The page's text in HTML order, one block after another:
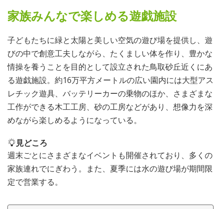
家族みんなで楽しめる遊戯施設
子どもたちに緑と太陽と美しい空気の遊び場を提供し、遊
びの中で創意工夫しながら、たくましい体を作り、豊かな
情操を養うことを目的として設立された鳥取砂丘近くにあ
る遊戯施設。約16万平方メートルの広い園内には大型アス
レチック遊具、バッテリーカーの乗物のほか、さまざまな
工作ができる木工工房、砂の工房などがあり、想像力を深
めながら楽しめるようになっている。
見どころ
週末ごとにさまざまなイベントも開催されており、多くの
家族連れでにぎわう。また、夏季には水の遊び場が期間限
定で営業する。